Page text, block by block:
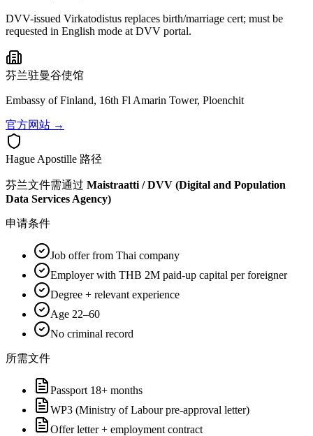
DVV-issued Virkatodistus replaces birth/marriage cert; must be
requested in English mode at DVV portal.
芬兰驻曼谷使馆
Embassy of Finland, 16th Fl Amarin Tower, Ploenchit
官方网站 →
Hague Apostille 路径
芬兰文件需通过 Maistraatti / DVV (Digital and Population
Data Services Agency)
申请条件
Job offer from Thai company
Employer with THB 2M paid-up capital per foreigner
Degree + relevant experience
Age 22–60
No criminal record
所需文件
Passport 18+ months
WP3 (Ministry of Labour pre-approval letter)
Offer letter + employment contract